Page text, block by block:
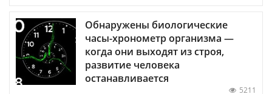
Обнаружены биологические
часы-хронометр организма —
когда они выходят из строя,
развитие человека
останавливается
5211